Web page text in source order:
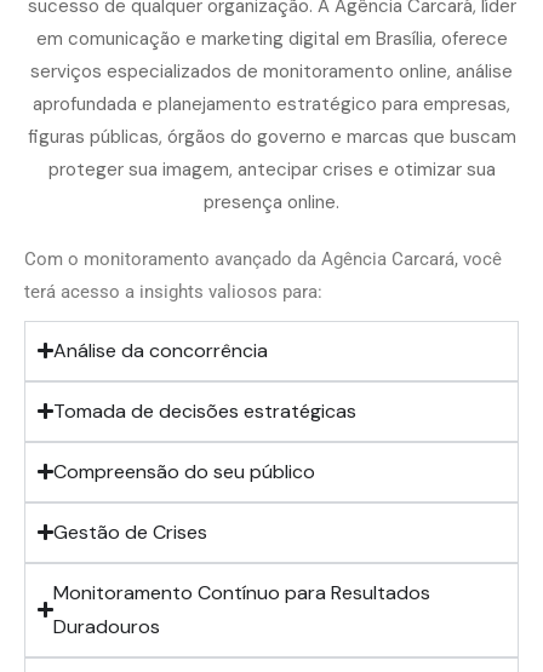
Com o monitoramento avançado da Agência Carcará, você
terá acesso a insights valiosos para:
Análise da concorrência
Tomada de decisões estratégicas
Compreensão do seu público
Gestão de Crises
Monitoramento Contínuo para Resultados
Duradouros